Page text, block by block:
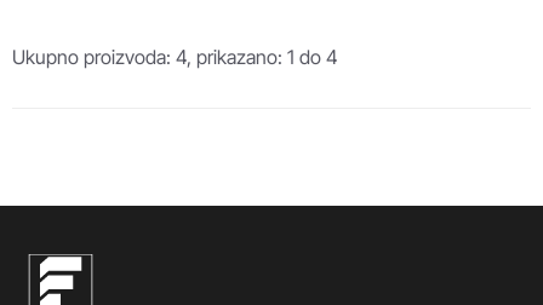
Ukupno proizvoda: 4, prikazano: 1 do 4